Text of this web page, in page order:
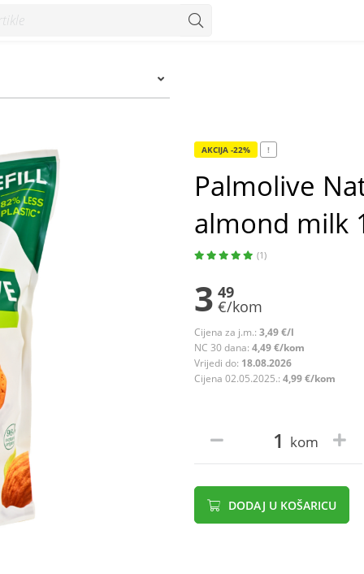
AKCIJA -22% !
Palmolive
almond milk
(1)
3 49
€/kom
Cijena za j.m.: 3,49 €/l
NC 30 dana: 4,49 €/kom
Vrijedi do: 18.08.2026
Cijena 02.05.2025.: 4,99 €/kom
kom
DODAJ U KOŠARICU